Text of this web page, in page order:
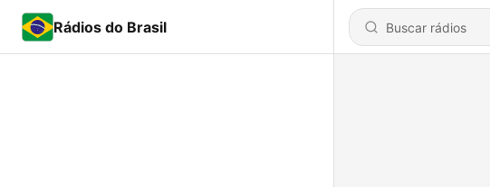
Rádios do Brasil